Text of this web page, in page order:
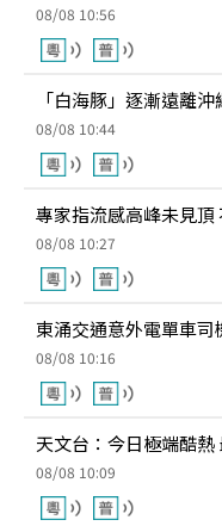
08/08 10:56
「白海豚」逐漸遠離
08/08 10:44
專家指流感高峰未見頂
08/08 10:27
東涌交通意外電單車
08/08 10:16
天文台：今日極端酷熱
08/08 10:09